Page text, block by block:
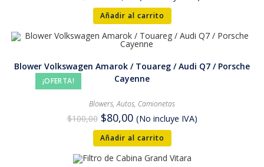
Añadir al carrito
¡OFERTA!
Blower Volkswagen Amarok / Touareg / Audi Q7 / Porsche
Cayenne
Blowers,Autos, Camionetas
$100,00 $80,00 (No incluye IVA)
Añadir al carrito